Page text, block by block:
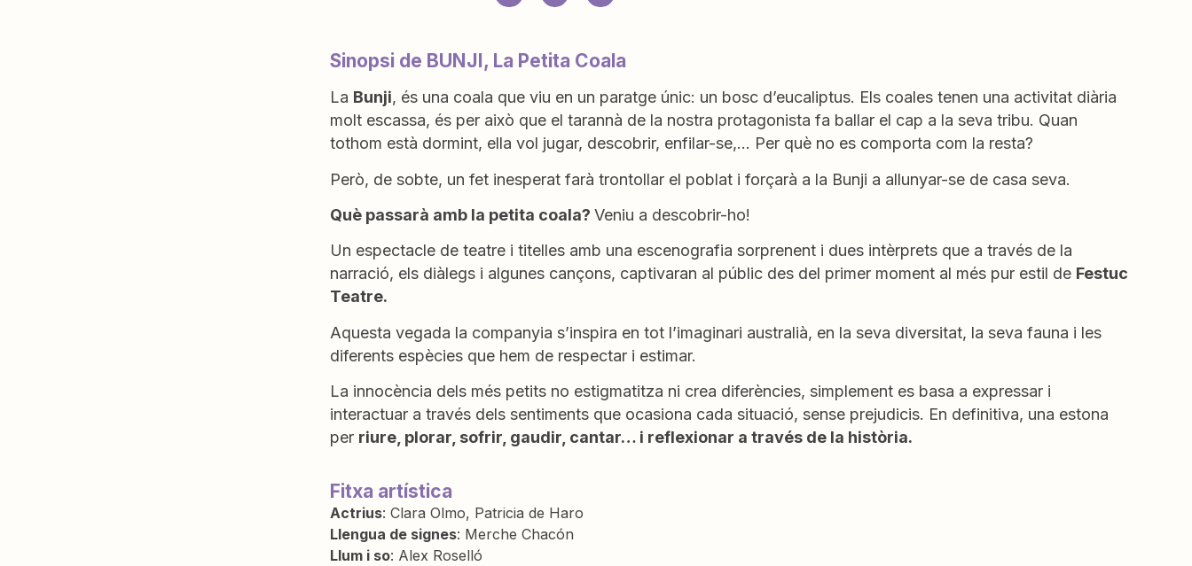
Sinopsi de BUNJI, La Petita Coala
La Bunji, és una coala que viu en un paratge únic: un bosc d’eucaliptus. Els coales tenen una activitat diària
molt escassa, és per això que el tarannà de la nostra protagonista fa ballar el cap a la seva tribu. Quan
tothom està dormint, ella vol jugar, descobrir, enfilar-se,… Per què no es comporta com la resta?
Però, de sobte, un fet inesperat farà trontollar el poblat i forçarà a la Bunji a allunyar-se de casa seva.
Què passarà amb la petita coala? Veniu a descobrir-ho!
Un espectacle de teatre i titelles amb una escenografia sorprenent i dues intèrprets que a través de la
narració, els diàlegs i algunes cançons, captivaran al públic des del primer moment al més pur estil de Festuc
Teatre.
Aquesta vegada la companyia s’inspira en tot l’imaginari australià, en la seva diversitat, la seva fauna i les
diferents espècies que hem de respectar i estimar.
La innocència dels més petits no estigmatitza ni crea diferències, simplement es basa a expressar i
interactuar a través dels sentiments que ocasiona cada situació, sense prejudicis. En definitiva, una estona
per riure, plorar, sofrir, gaudir, cantar… i reflexionar a través de la història.
Fitxa artística
Actrius: Clara Olmo, Patricia de Haro
Llengua de signes: Merche Chacón
Llum i so: Alex Roselló